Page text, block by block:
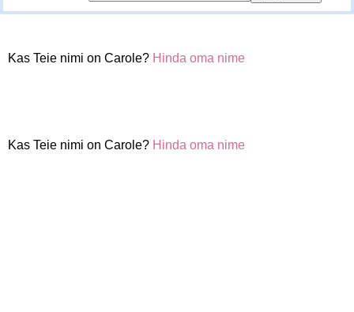
Kas Teie nimi on Carole? Hinda oma nime
Kas Teie nimi on Carole? Hinda oma nime